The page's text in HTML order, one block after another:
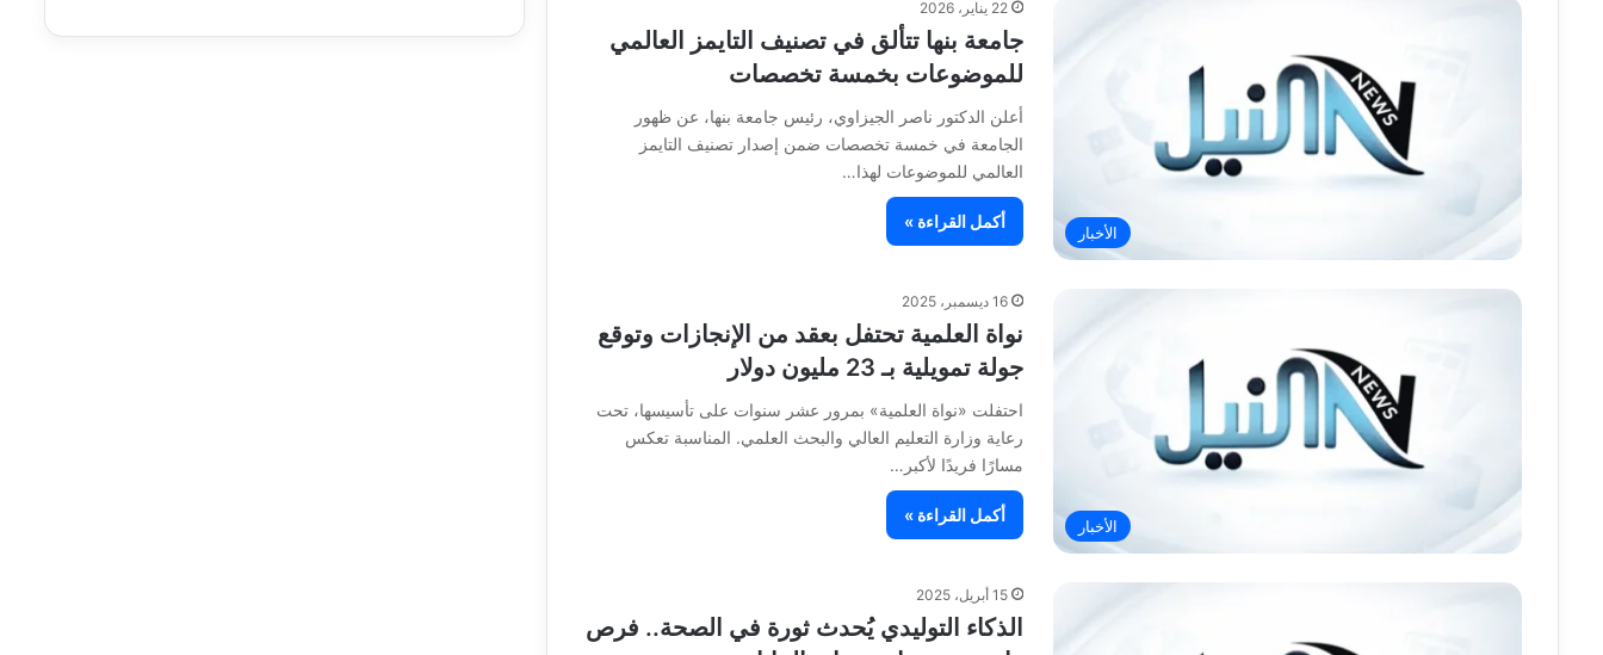
الأخبار
22 يناير، 2026
جامعة بنها تتألق في تصنيف التايمز العالمي
للموضوعات بخمسة تخصصات
أعلن الدكتور ناصر الجيزاوي، رئيس جامعة بنها، عن ظهور
الجامعة في خمسة تخصصات ضمن إصدار تصنيف التايمز
العالمي للموضوعات لهذا…
أكمل القراءة »
الأخبار
16 ديسمبر، 2025
نواة العلمية تحتفل بعقد من الإنجازات وتوقع
جولة تمويلية بـ 23 مليون دولار
احتفلت «نواة العلمية» بمرور عشر سنوات على تأسيسها، تحت
رعاية وزارة التعليم العالي والبحث العلمي. المناسبة تعكس
مسارًا فريدًا لأكبر…
أكمل القراءة »
15 أبريل، 2025
الذكاء التوليدي يُحدث ثورة في الصحة.. فرص